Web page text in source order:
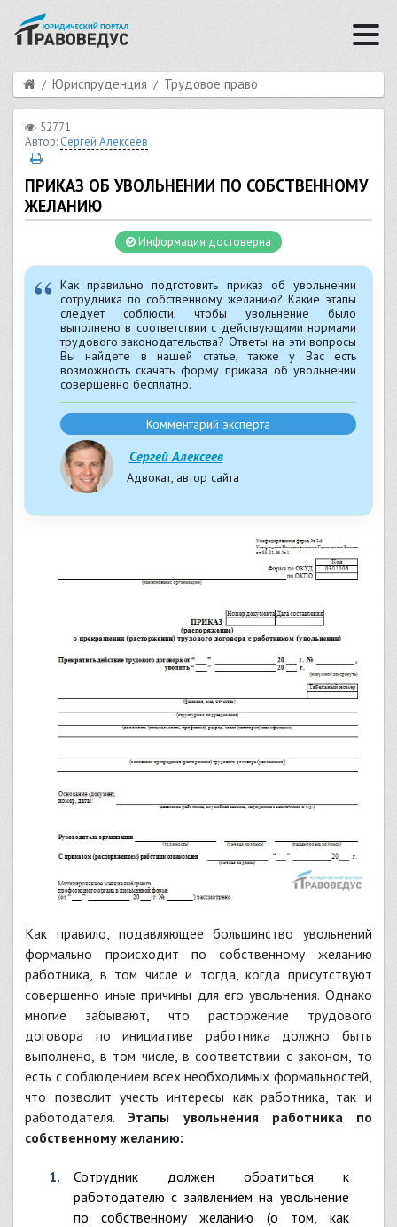
Юриспруденция Трудовое право
52771
Автор: Сергей Алексеев
ПРИКАЗ ОБ УВОЛЬНЕНИИ ПО СОБСТВЕННОМУ
ЖЕЛАНИЮ
Информация достоверна
Как правильно подготовить приказ об увольнении
сотрудника по собственному желанию? Какие этапы
следует соблюсти, чтобы увольнение было
выполнено в соответствии с действующими нормами
трудового законодательства? Ответы на эти вопросы
Вы найдете в нашей статье, также у Вас есть
возможность скачать форму приказа об увольнении
совершенно бесплатно.
Сергей Алексеев
Адвокат, автор сайта
Комментарий эксперта
Как правило, подавляющее большинство увольнений
формально происходит по собственному желанию
работника, в том числе и тогда, когда присутствуют
совершенно иные причины для его увольнения. Однако
многие забывают, что расторжение трудового
договора по инициативе работника должно быть
выполнено, в том числе, в соответствии с законом, то
есть с соблюдением всех необходимых формальностей,
что позволит учесть интересы как работника, так и
работодателя.Этапы увольнения работника по
собственному желанию:
Сотрудник должен обратиться к
работодателю с заявлением на увольнение
по собственному желанию (о том, как